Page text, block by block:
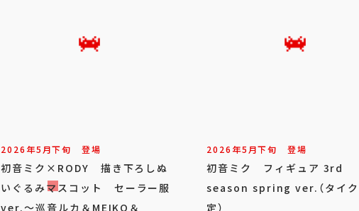
2026年5月下旬 登場
初音ミク×RODY 描き下ろしぬ
いぐるみマスコット セーラー服
ver.～巡音ルカ＆MEIKO＆
2026年5月下旬 登場
初音ミク フィギュア 3rd
season spring ver.（タイ
定）